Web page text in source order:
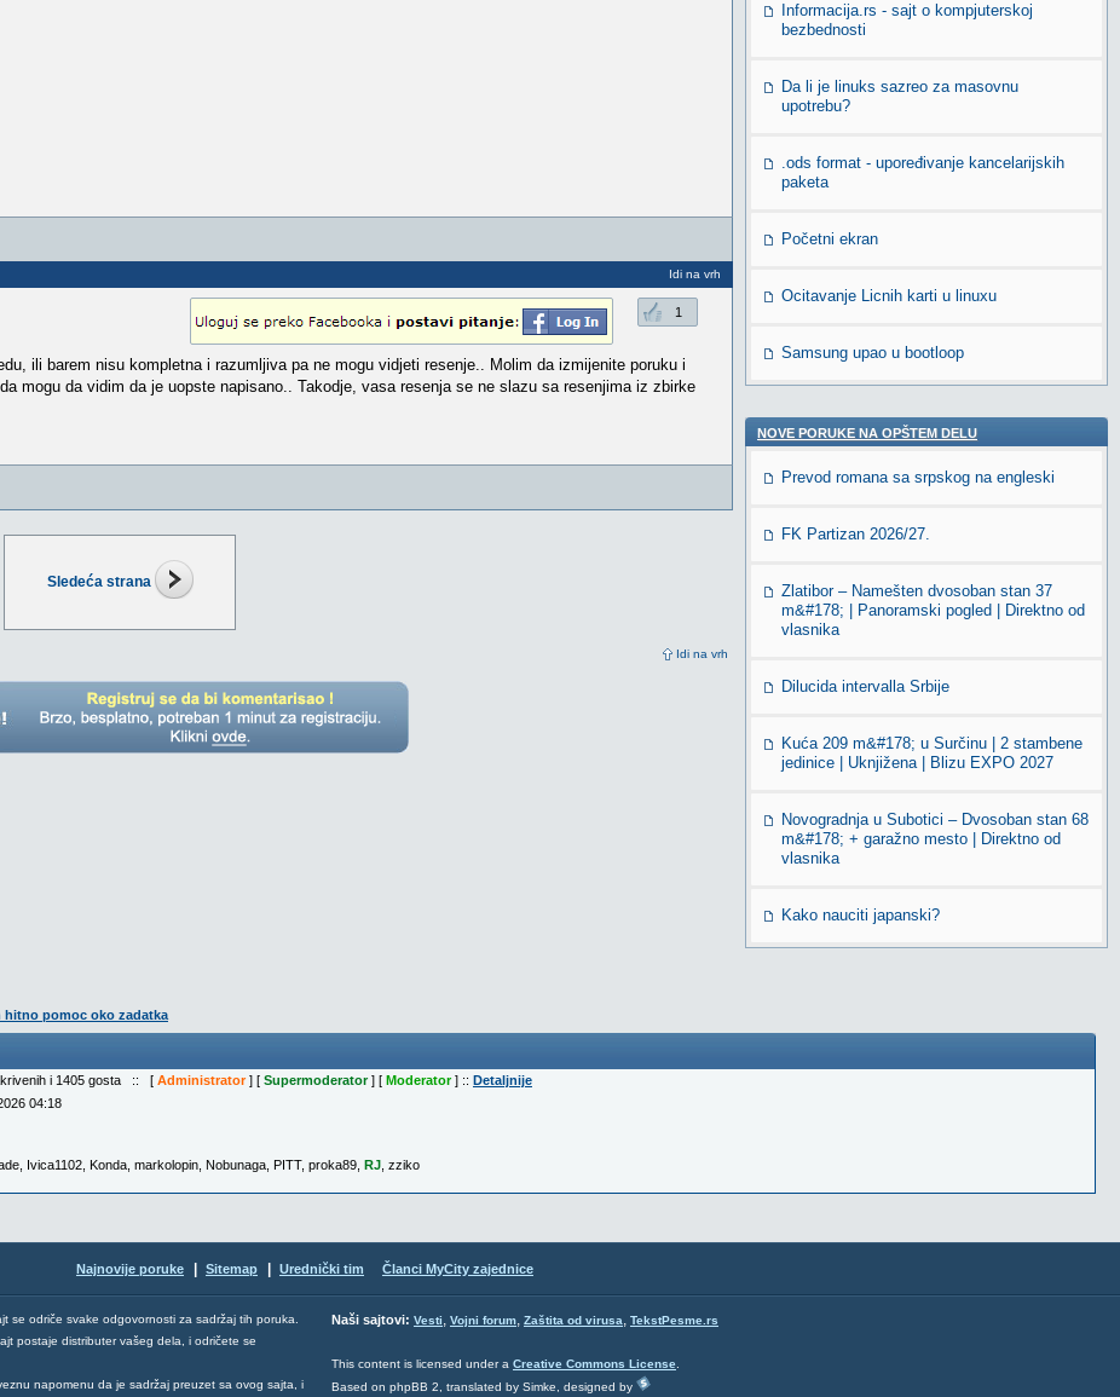
Sledeća strana
Idi na vrh
Idi na vrh
1
ili barem nisu kompletna i razumljiva pa ne mogu vidjeti resenje.. Molim da izmijenite poruku i
mogu da vidim da je uopste napisano.. Takodje, vasa resenja se ne slazu sa resenjima iz zbirke
Informacija.rs - sajt o kompjuterskoj
bezbednosti
Da li je linuks sazreo za masovnu
upotrebu?
.ods format - upoređivanje kancelarijskih
paketa
Početni ekran
Ocitavanje Licnih karti u linuxu
Samsung upao u bootloop
NOVE PORUKE NA OPŠTEM DELU
Prevod romana sa srpskog na engleski
FK Partizan 2026/27.
Zlatibor – Namešten dvosoban stan 37
m&#178; | Panoramski pogled | Direktno od
vlasnika
Dilucida intervalla Srbije
Kuća 209 m&#178; u Surčinu | 2 stambene
jedinice | Uknjižena | Blizu EXPO 2027
Novogradnja u Subotici – Dvosoban stan 68
m&#178; + garažno mesto | Direktno od
vlasnika
Kako nauciti japanski?
hitno pomoc oko zadatka
i 1405 gosta :: [ Administrator] [ Supermoderator] [ Moderator] :: Detaljnije
04:18
Ivica1102 Konda markolopin Nobunaga PITT, proka89 RJ zziko
Najnovije poruke Sitemap Urednički tim Članci MyCity zajednice
se odriče svake odgovornosti za sadržaj tih poruka.
postaje distributer vašeg dela, i odričete se
napomenu da je sadržaj preuzet sa ovog sajta, i
Naši sajtovi: Vesti, Vojni forum, Zaštita od virusa, TekstPesme.rs
This content is licensed under a Creative Commons License
Based on phpBB 2, translated by Simke, designed by